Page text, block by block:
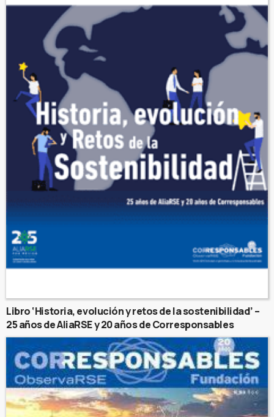
Libro ‘Historia, evolución y retos de la sostenibilidad’ –
25 años de AliaRSE y 20 años de Corresponsables